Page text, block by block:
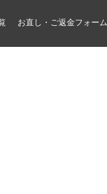
お直し・ご返金フォーム